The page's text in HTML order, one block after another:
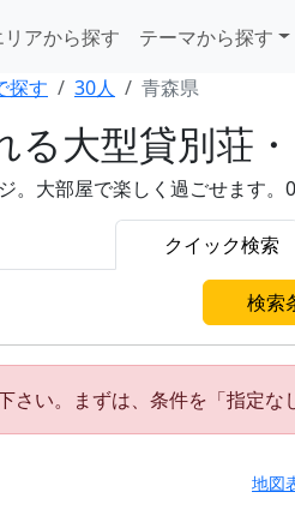
リアから探す テーマから探す
探す 30人 青森県
る大型貸別荘
。大部屋で楽しく過ごせます。
クイック検索
検索
い。まずは、条件を「指定な
地図